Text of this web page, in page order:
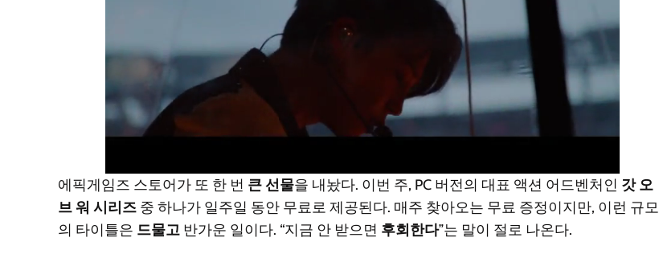
에픽게임즈 스토어가 또 한 번 큰 선물을 내놨다. 이번 주, PC 버전의 대표 액션 어드벤처인 갓 오
브 워 시리즈 중 하나가 일주일 동안 무료로 제공된다. 매주 찾아오는 무료 증정이지만, 이런 규모
의 타이틀은 드물고 반가운 일이다. “지금 안 받으면 후회한다”는 말이 절로 나온다.